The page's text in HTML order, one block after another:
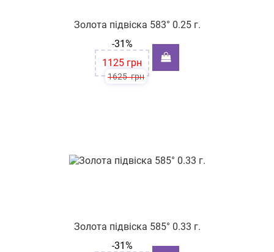
Золота підвіска 583° 0.25 г.
1625грн
-31%
1125 грн
Золота підвіска 585° 0.33 г.
-31%